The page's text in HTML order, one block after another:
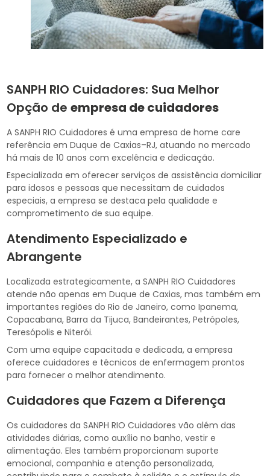
SANPH RIO Cuidadores: Sua Melhor
Opção deempresa de cuidadores
A SANPH RIO Cuidadores é uma empresa de home care
referência em Duque de Caxias–RJ, atuando no mercado
há mais de 10 anos com excelência e dedicação.
Especializada em oferecer serviços de assistência domiciliar
para idosos e pessoas que necessitam de cuidados
especiais, a empresa se destaca pela qualidade e
comprometimento de sua equipe.
Atendimento Especializado e
Abrangente
Localizada estrategicamente, a SANPH RIO Cuidadores
atende não apenas em Duque de Caxias, mas também em
importantes regiões do Rio de Janeiro, como Ipanema,
Copacabana, Barra da Tijuca, Bandeirantes, Petrópoles,
Teresópolis e Niterói.
Com uma equipe capacitada e dedicada, a empresa
oferece cuidadores e técnicos de enfermagem prontos
para fornecer o melhor atendimento.
Cuidadores que Fazem a Diferença
Os cuidadores da SANPH RIO Cuidadores vão além das
atividades diárias, como auxílio no banho, vestir e
alimentação. Eles também proporcionam suporte
emocional, companhia e atenção personalizada,